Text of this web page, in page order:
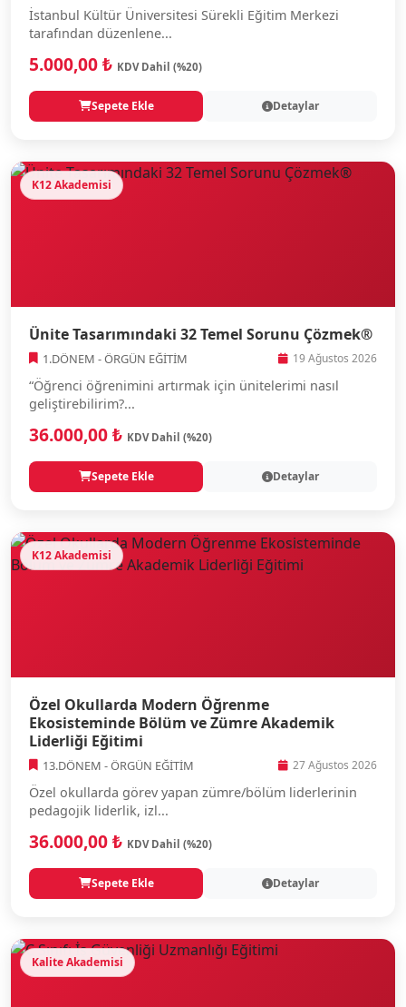
İstanbul Kültür Üniversitesi Sürekli Eğitim Merkezi
tarafından düzenlene...
5.000,00 ₺ KDV Dahil (%20)
Sepete Ekle Detaylar
K12 Akademisi
Ünite Tasarımındaki 32 Temel Sorunu Çözmek®
1.DÖNEM - ÖRGÜN EĞİTİM 19 Ağustos 2026
“Öğrenci öğrenimini artırmak için ünitelerimi nasıl
geliştirebilirim?...
36.000,00 ₺ KDV Dahil (%20)
Sepete Ekle Detaylar
K12 Akademisi
Özel Okullarda Modern Öğrenme
Ekosisteminde Bölüm ve Zümre Akademik
Liderliği Eğitimi
13.DÖNEM - ÖRGÜN EĞİTİM 27 Ağustos 2026
Özel okullarda görev yapan zümre/bölüm liderlerinin
pedagojik liderlik, izl...
36.000,00 ₺ KDV Dahil (%20)
Sepete Ekle Detaylar
Kalite Akademisi